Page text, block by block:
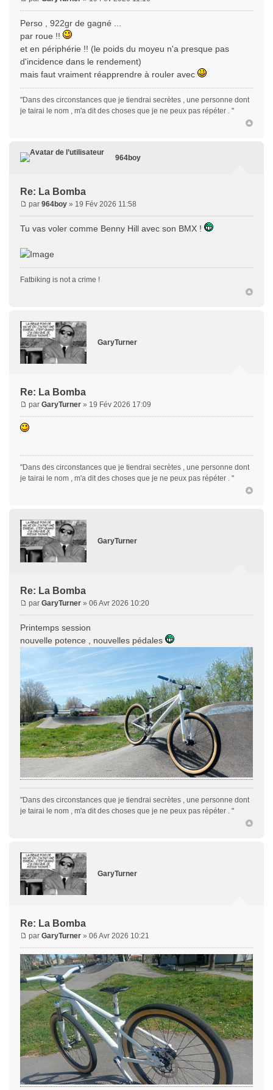
Perso , 922gr de gagné ...
par roue !!
et en périphérie !! (le poids du moyeu n'a presque pas
d'incidence dans le rendement)
mais faut vraiment réapprendre à rouler avec
"Dans des circonstances que je tiendrai secrètes , une personne dont
je tairai le nom , m'a dit des choses que je ne peux pas répéter . "
964boy
Re: La Bomba
par 964boy » 19 Fév 2026 11:58
Tu vas voler comme Benny Hill avec son BMX !
Fatbiking is not a crime !
GaryTurner
Re: La Bomba
par GaryTurner » 19 Fév 2026 17:09
"Dans des circonstances que je tiendrai secrètes , une personne dont
je tairai le nom , m'a dit des choses que je ne peux pas répéter . "
GaryTurner
Re: La Bomba
par GaryTurner » 06 Avr 2026 10:20
Printemps session
nouvelle potence , nouvelles pédales
"Dans des circonstances que je tiendrai secrètes , une personne dont
je tairai le nom , m'a dit des choses que je ne peux pas répéter . "
GaryTurner
Re: La Bomba
par GaryTurner » 06 Avr 2026 10:21